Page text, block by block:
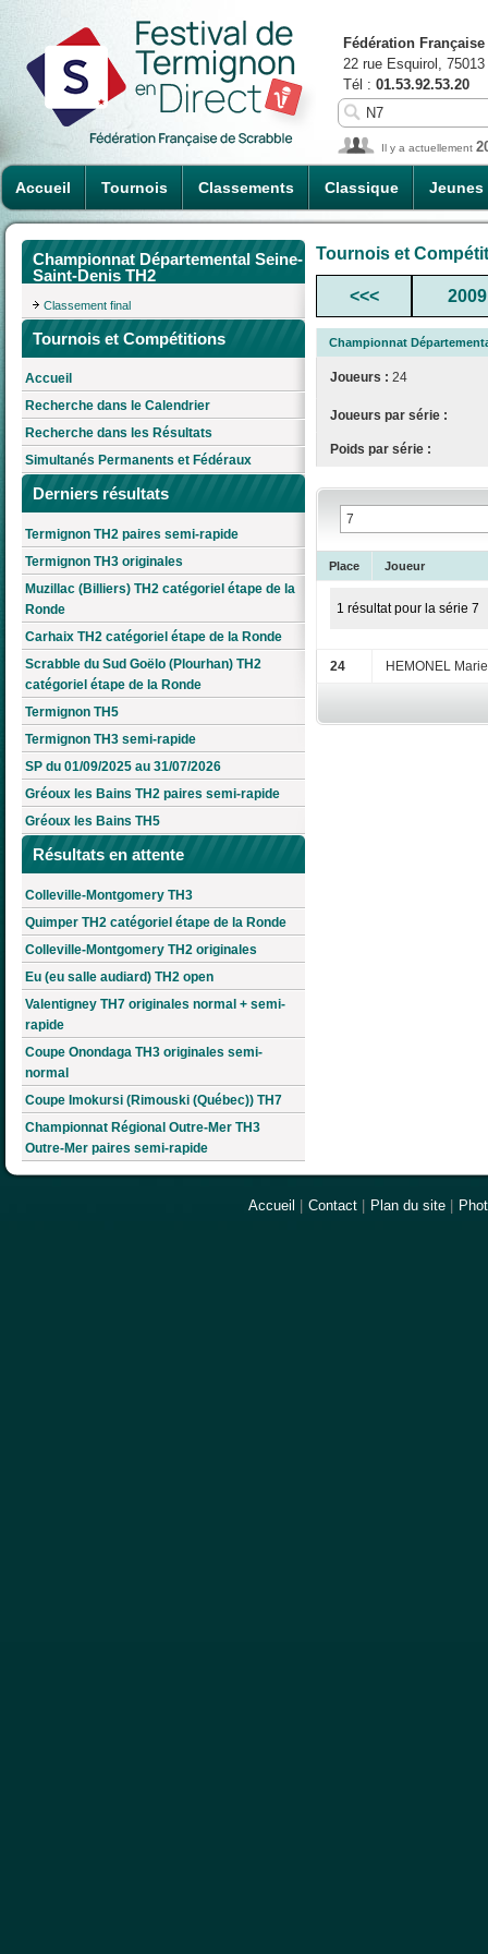
Accueil Tournois Classements Classique Jeunes
Fédération
22 rue Esquirol,
Tél : 01.53.92.53.20
Il y a actuellement
Championnat Départemental Seine-
Saint-Denis TH2
Classement final
Tournois et Compétitions
Accueil
Recherche dans le Calendrier
Recherche dans les Résultats
Simultanés Permanents et Fédéraux
Derniers résultats
Termignon TH2 paires semi-rapide
Termignon TH3 originales
Muzillac (Billiers) TH2 catégoriel étape de la
Ronde
Carhaix TH2 catégoriel étape de la Ronde
Scrabble du Sud Goëlo (Plourhan) TH2
catégoriel étape de la Ronde
Termignon TH5
Termignon TH3 semi-rapide
SP du 01/09/2025 au 31/07/2026
Gréoux les Bains TH2 paires semi-rapide
Gréoux les Bains TH5
Résultats en attente
Colleville-Montgomery TH3
Quimper TH2 catégoriel étape de la Ronde
Colleville-Montgomery TH2 originales
Eu (eu salle audiard) TH2 open
Valentigney TH7 originales normal + semi-
rapide
Coupe Onondaga TH3 originales semi-
normal
Coupe Imokursi (Rimouski (Québec)) TH7
Championnat Régional Outre-Mer TH3
Outre-Mer paires semi-rapide
Tournois et
<<< 2009
Championnat
Joueurs : 24
Joueurs par série :
Poids par série :
Place Joueur
1 résultat pour la série 7
24 HEMONEL
Accueil Contact Plan du site